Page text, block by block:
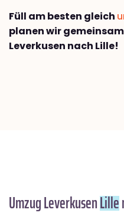
Füll am besten gleich
planen wir
Leverkusen nach Lille!
Umzug LeverkusenLille